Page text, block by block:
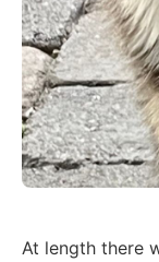
At length there